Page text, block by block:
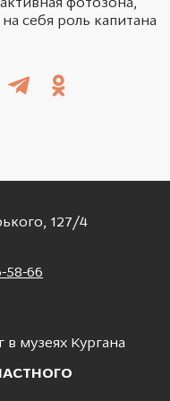
фотозона,
себя роль капитана
127/4
58-66
в музеях Кургана